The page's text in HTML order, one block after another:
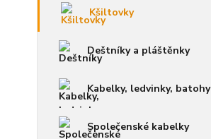
Kšiltovky
Deštníky a pláštěnky
Kabelky, ledvinky, batohy
Společenské kabelky